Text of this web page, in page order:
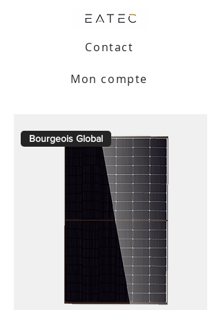
Contact
Mon compte
Bourgeois Global